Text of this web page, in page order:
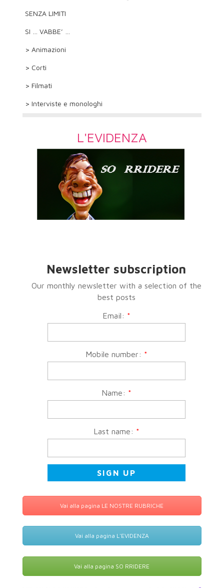
SENZA LIMITI
SI … VABBE’ …
> Animazioni
> Corti
> Filmati
> Interviste e monologhi
L'EVIDENZA
Newsletter subscription
Our monthly newsletter with a selection of the
best posts
Email: *
Mobile number: *
Name: *
Last name: *
Vai alla pagina LE NOSTRE RUBRICHE
Vai alla pagina L'EVIDENZA
Vai alla pagina SO RRIDERE